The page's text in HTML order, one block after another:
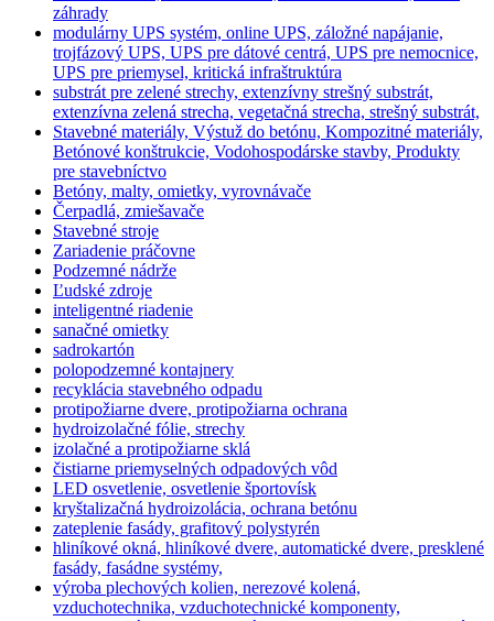
záhrady
modulárny UPS systém, online UPS, záložné napájanie,
trojfázový UPS, UPS pre dátové centrá, UPS pre nemocnice,
UPS pre priemysel, kritická infraštruktúra
substrát pre zelené strechy, extenzívny strešný substrát,
extenzívna zelená strecha, vegetačná strecha, strešný substrát,
Stavebné materiály, Výstuž do betónu, Kompozitné materiály,
Betónové konštrukcie, Vodohospodárske stavby, Produkty
pre stavebníctvo
Betóny, malty, omietky, vyrovnávače
Čerpadlá, zmiešavače
Stavebné stroje
Zariadenie práčovne
Podzemné nádrže
Ľudské zdroje
inteligentné riadenie
sanačné omietky
sadrokartón
polopodzemné kontajnery
recyklácia stavebného odpadu
protipožiarne dvere, protipožiarna ochrana
hydroizolačné fólie, strechy
izolačné a protipožiarne sklá
čistiarne priemyselných odpadových vôd
LED osvetlenie, osvetlenie športovísk
kryštalizačná hydroizolácia, ochrana betónu
zateplenie fasády, grafitový polystyrén
hliníkové okná, hliníkové dvere, automatické dvere, presklené
fasády, fasádne systémy,
výroba plechových kolien, nerezové kolená,
vzduchotechnika, vzduchotechnické komponenty,